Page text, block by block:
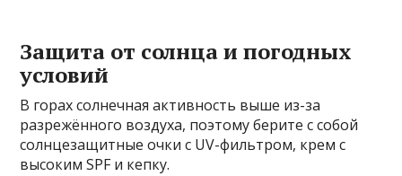
Защита от солнца и погодных
условий
В горах солнечная активность выше из-за
разрежённого воздуха, поэтому берите с собой
солнцезащитные очки с UV-фильтром, крем с
высоким SPF и кепку.